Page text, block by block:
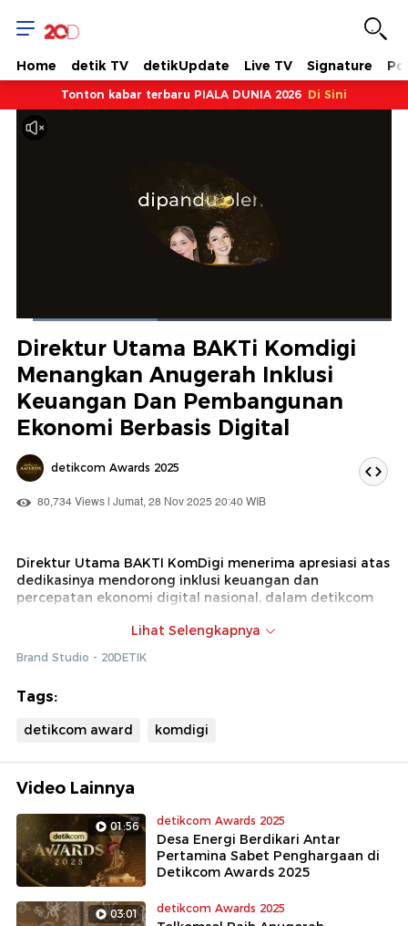
Home detik TV detikUpdate Live TV Signature
Tonton kabar terbaru PIALA DUNIA 2026 Di Sini
Berhenti
Suara
Hidup
Saat
ini
Dimuat:
Direktur Utama BAKTi Komdigi
Menangkan Anugerah Inklusi
Keuangan Dan Pembangunan
Ekonomi Berbasis Digital
detikcom Awards 2025
80,734 Views | Jumat, 28 Nov 2025 20:40 WIB
Direktur Utama BAKTI KomDigi menerima apresiasi atas
dedikasinya mendorong inklusi keuangan dan
percepatan ekonomi digital nasional, dalam detikcom
pemerataan akses digital kini mendapat pengakuan.
Lihat Selengkapnya
Brand Studio - 20DETIK
Tags:
detikcom award komdigi
Video Lainnya
01:56 detikcom Awards 2025
Desa Energi Berdikari Antar
Pertamina Sabet Penghargaan di
Detikcom Awards 2025
03:01 detikcom Awards 2025